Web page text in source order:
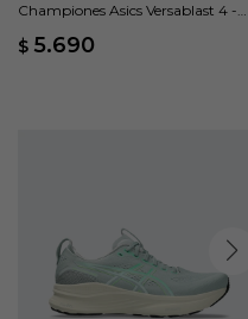
Championes Asics Versablast 4 -
$ 5.690